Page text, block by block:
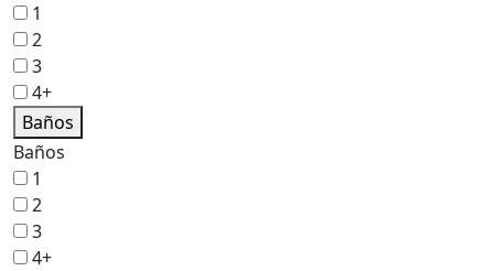
1
2
3
4+
Baños
Baños
1
2
3
4+